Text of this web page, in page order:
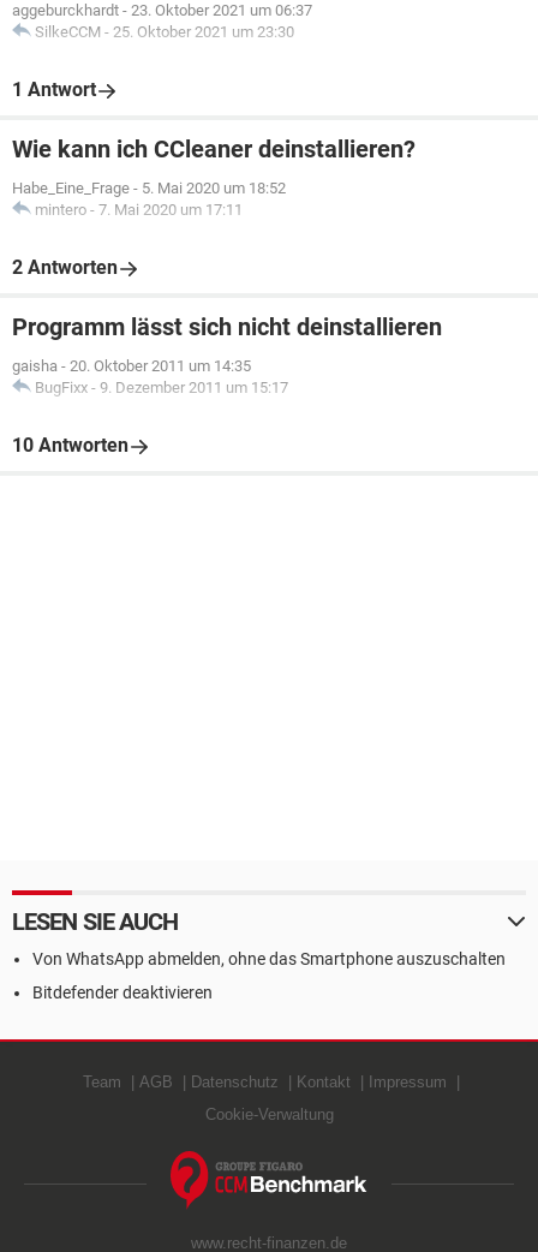
aggeburckhardt - 23. Oktober 2021 um 06:37
SilkeCCM - 25. Oktober 2021 um 23:30
1 Antwort
Wie kann ich CCleaner deinstallieren?
Habe_Eine_Frage - 5. Mai 2020 um 18:52
mintero - 7. Mai 2020 um 17:11
2 Antworten
Programm lässt sich nicht deinstallieren
gaisha - 20. Oktober 2011 um 14:35
BugFixx - 9. Dezember 2011 um 15:17
10 Antworten
LESEN SIE AUCH
Von WhatsApp abmelden, ohne das Smartphone auszuschalten
Bitdefender deaktivieren
Team AGB Datenschutz Kontakt
Impressum
Cookie-Verwaltung
www.recht-finanzen.de